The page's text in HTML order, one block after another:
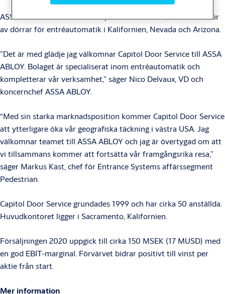
ASSA ABLOY har förvärvat Capitol Door Service, en distributör
av dörrar för entréautomatik i Kalifornien, Nevada och Arizona.
”Det är med glädje jag välkomnar Capitol Door Service till ASSA
ABLOY. Bolaget är specialiserat inom entréautomatik och
kompletterar vår verksamhet,” säger Nico Delvaux, VD och
koncernchef ASSA ABLOY.
“Med sin starka marknadsposition kommer Capitol Door Service
att ytterligare öka vår geografiska täckning i västra USA. Jag
välkomnar teamet till ASSA ABLOY och jag är övertygad om att
vi tillsammans kommer att fortsätta vår framgångsrika resa,”
säger Markus Kast, chef för Entrance Systems affärssegment
Pedestrian.
Capitol Door Service grundades 1999 och har cirka 50 anställda.
Huvudkontoret ligger i Sacramento, Kalifornien.
Försäljningen 2020 uppgick till cirka 150 MSEK (17 MUSD) med
en god EBIT-marginal. Förvärvet bidrar positivt till vinst per
aktie från start.
Mer information